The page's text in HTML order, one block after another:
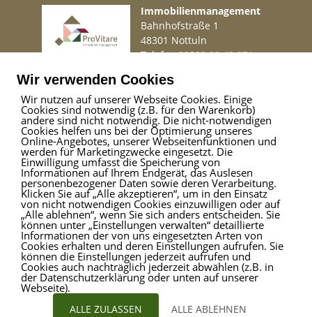
Immobilienmanagement
Bahnhofstraße 1
48301 Nottuln
Telefon02509 99 49 871
Impressum|Haftungsausschluss|Datenschutz
ProVitare Commercial
GmbH
Bahnhofstraße 1
48301 Nottuln
Telefon02509 99 49 871
Mailinfo@provitare.de
Wir verwenden Cookies
Wir nutzen auf unserer Webseite Cookies. Einige
Cookies sind notwendig (z.B. für den Warenkorb)
andere sind nicht notwendig. Die nicht-notwendigen
Cookies helfen uns bei der Optimierung unseres
Online-Angebotes, unserer Webseitenfunktionen und
werden für Marketingzwecke eingesetzt. Die
Einwilligung umfasst die Speicherung von
Informationen auf Ihrem Endgerät, das Auslesen
personenbezogener Daten sowie deren Verarbeitung.
Klicken Sie auf „Alle akzeptieren“, um in den Einsatz
von nicht notwendigen Cookies einzuwilligen oder auf
„Alle ablehnen“, wenn Sie sich anders entscheiden. Sie
können unter „Einstellungen verwalten“ detaillierte
Informationen der von uns eingesetzten Arten von
Cookies erhalten und deren Einstellungen aufrufen. Sie
können die Einstellungen jederzeit aufrufen und
Cookies auch nachträglich jederzeit abwählen (z.B. in
der Datenschutzerklärung oder unten auf unserer
Webseite).
ALLE ZULASSEN ALLE ABLEHNEN